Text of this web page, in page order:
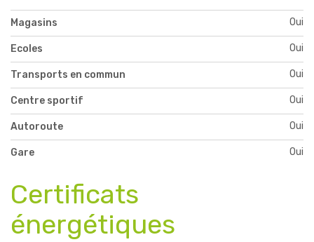
Magasins Oui
Ecoles Oui
Transports en commun Oui
Centre sportif Oui
Autoroute Oui
Gare Oui
Certificats
énergétiques